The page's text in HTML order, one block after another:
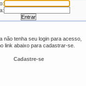
não tenha seu login para acesso,
link abaixo para cadastrar-se.
Cadastre-se